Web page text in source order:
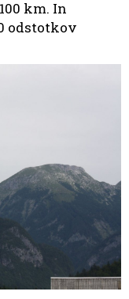
km. In
odstotkov